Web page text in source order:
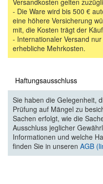
- Die Ware wird bis 500 €
eine höhere Versicherung
mit, die Kosten trägt der
- Internationaler Versand
erhebliche Mehrkosten.
Haftungsausschluss
Sie haben die Gelegenheit,
Prüfung auf Mängel zu
Sachen erfolgt, wie die
Ausschluss jeglicher
Informationen und welche
finden Sie in unseren AGB